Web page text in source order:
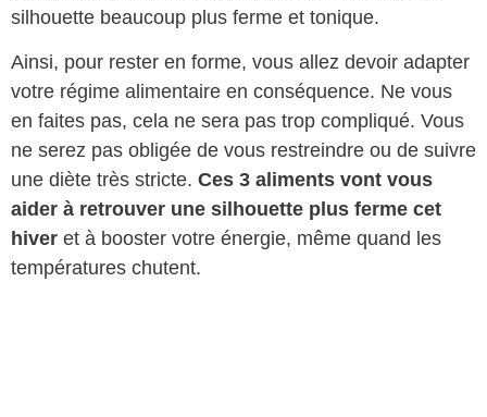
silhouette beaucoup plus ferme et tonique.
Ainsi, pour rester en forme, vous allez devoir adapter
votre régime alimentaire en conséquence. Ne vous
en faites pas, cela ne sera pas trop compliqué. Vous
ne serez pas obligée de vous restreindre ou de suivre
une diète très stricte. Ces 3 aliments vont vous
aider à retrouver une silhouette plus ferme cet
hiver et à booster votre énergie, même quand les
températures chutent.